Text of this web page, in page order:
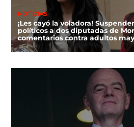
NOTICIAS
¡Les cayó la voladora!
políticos a dos diputadas de
comentarios contra adultos